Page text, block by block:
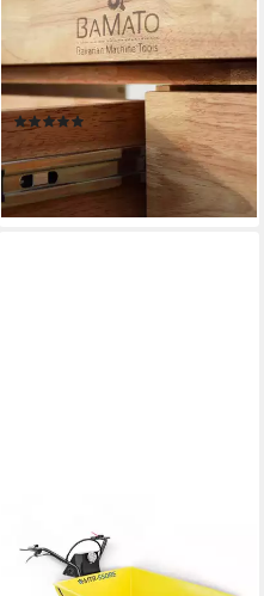
Hobelbank WORK-1640, (1-
tlg), 1x Spannzange, 8x
Bankhaken, Massivholz
Hobelbank, Holzwerkbank
(1)
349,00 € UVP399,00 €
-13%
lieferbar - in 2-3 Werktagen bei dir